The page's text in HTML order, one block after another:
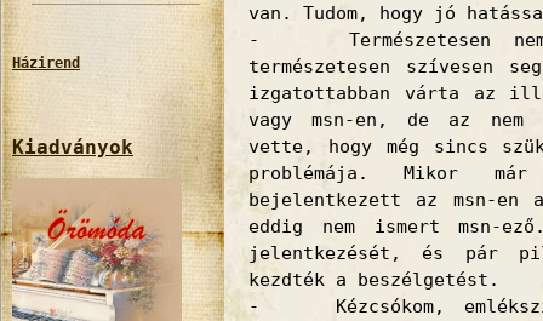
Házirend
Kiadványok
van. Tudom, hogy jó
- Természetesen
természetesen szívesen
izgatottabban várta az
vagy msn-en, de az
vette, hogy még sincs
problémája. Mikor
bejelentkezett az msn-en
eddig nem ismert msn-
jelentkezését, és pár
kezdték a beszélgetést.
- Kézcsókom,